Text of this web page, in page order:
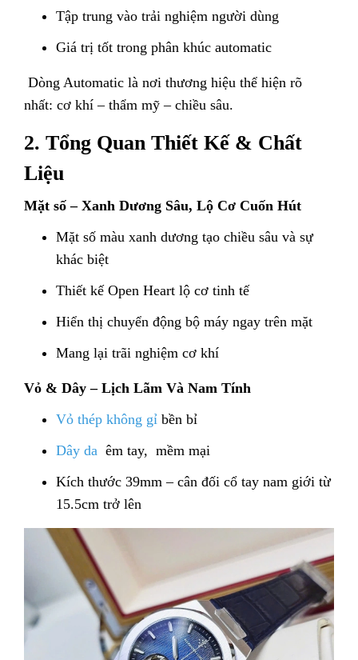
Tập trung vào trải nghiệm người dùng
Giá trị tốt trong phân khúc automatic
Dòng Automatic là nơi thương hiệu thể hiện rõ
nhất: cơ khí – thẩm mỹ – chiều sâu.
2. Tổng Quan Thiết Kế & Chất
Liệu
Mặt số – Xanh Dương Sâu, Lộ Cơ Cuốn Hút
Mặt số màu xanh dương tạo chiều sâu và sự
khác biệt
Thiết kế Open Heart lộ cơ tinh tế
Hiển thị chuyển động bộ máy ngay trên mặt
Mang lại trãi nghiệm cơ khí
Vỏ & Dây – Lịch Lãm Và Nam Tính
Vỏ thép không gỉ bền bỉ
Dây da êm tay, mềm mại
Kích thước 39mm – cân đối cổ tay nam giới từ
15.5cm trở lên